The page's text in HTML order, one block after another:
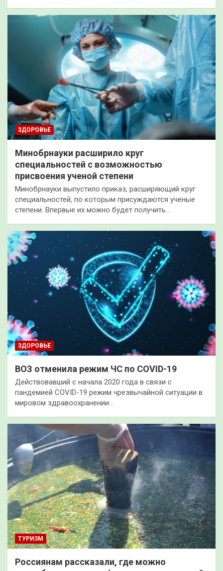
ЗДОРОВЬЕ
Минобрнауки расширило круг
специальностей с возможностью
присвоения ученой степени
Минобрнауки выпустило приказ, расширяющий круг
специальностей, по которым присуждаются ученые
степени. Впервые их можно будет получить…
ЗДОРОВЬЕ
ВОЗ отменила режим ЧС по COVID-19
Действовавший с начала 2020 года в связи с
пандемией COVID-19 режим чрезвычайной ситуации в
мировом здравоохранении…
ТУРИЗМ
Россиянам рассказали, где можно